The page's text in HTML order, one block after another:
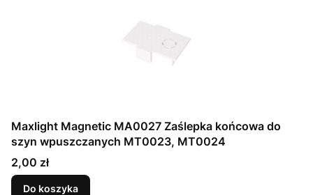
Maxlight Magnetic MA0027 Zaślepka końcowa do
szyn wpuszczanych MT0023, MT0024
Cena
2,00 zł
Do koszyka